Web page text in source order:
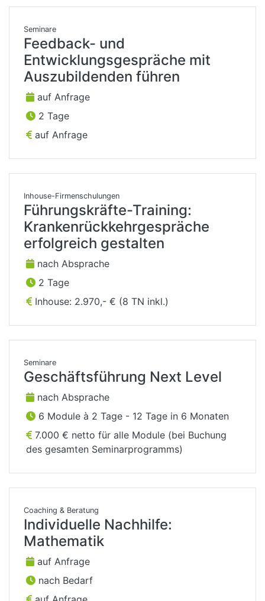
Seminare
Feedback- und
Entwicklungsgespräche mit
Auszubildenden führen
auf Anfrage
2 Tage
auf Anfrage
Inhouse-Firmenschulungen
Führungskräfte-Training:
Krankenrückkehrgespräche
erfolgreich gestalten
nach Absprache
2 Tage
Inhouse: 2.970,- € (8 TN inkl.)
Seminare
Geschäftsführung Next Level
nach Absprache
6 Module à 2 Tage - 12 Tage in 6 Monaten
7.000 € netto für alle Module (bei Buchung
des gesamten Seminarprogramms)
Coaching & Beratung
Individuelle Nachhilfe:
Mathematik
auf Anfrage
nach Bedarf